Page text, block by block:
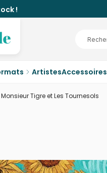
!
ArtistesAccessoires
Tigre et Les Tournesols